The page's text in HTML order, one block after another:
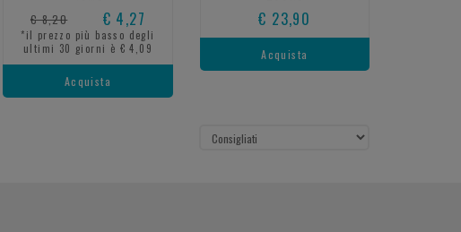
€ 8,20 € 4,27
*il prezzo più basso degli
ultimi 30 giorni è € 4,09
Acquista
€ 23,90
Acquista